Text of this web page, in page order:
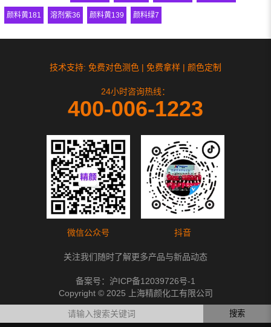
颜料黄181 溶剂紫36 颜料黄139 颜料绿7
技术支持: 免费对色测色 | 免费拿样 | 颜色定制
24小时咨询热线：
400-006-1223
微信公众号 抖音
关注我们随时了解更多产品与新品动态
备案号： 沪ICP备12039726号-1
Copyright © 2025 上海精颜化工有限公司
搜索